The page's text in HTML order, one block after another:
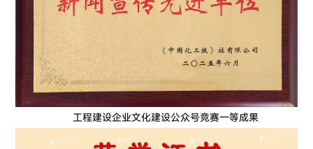
工程建设企业文化建设公众号竞赛一等成果